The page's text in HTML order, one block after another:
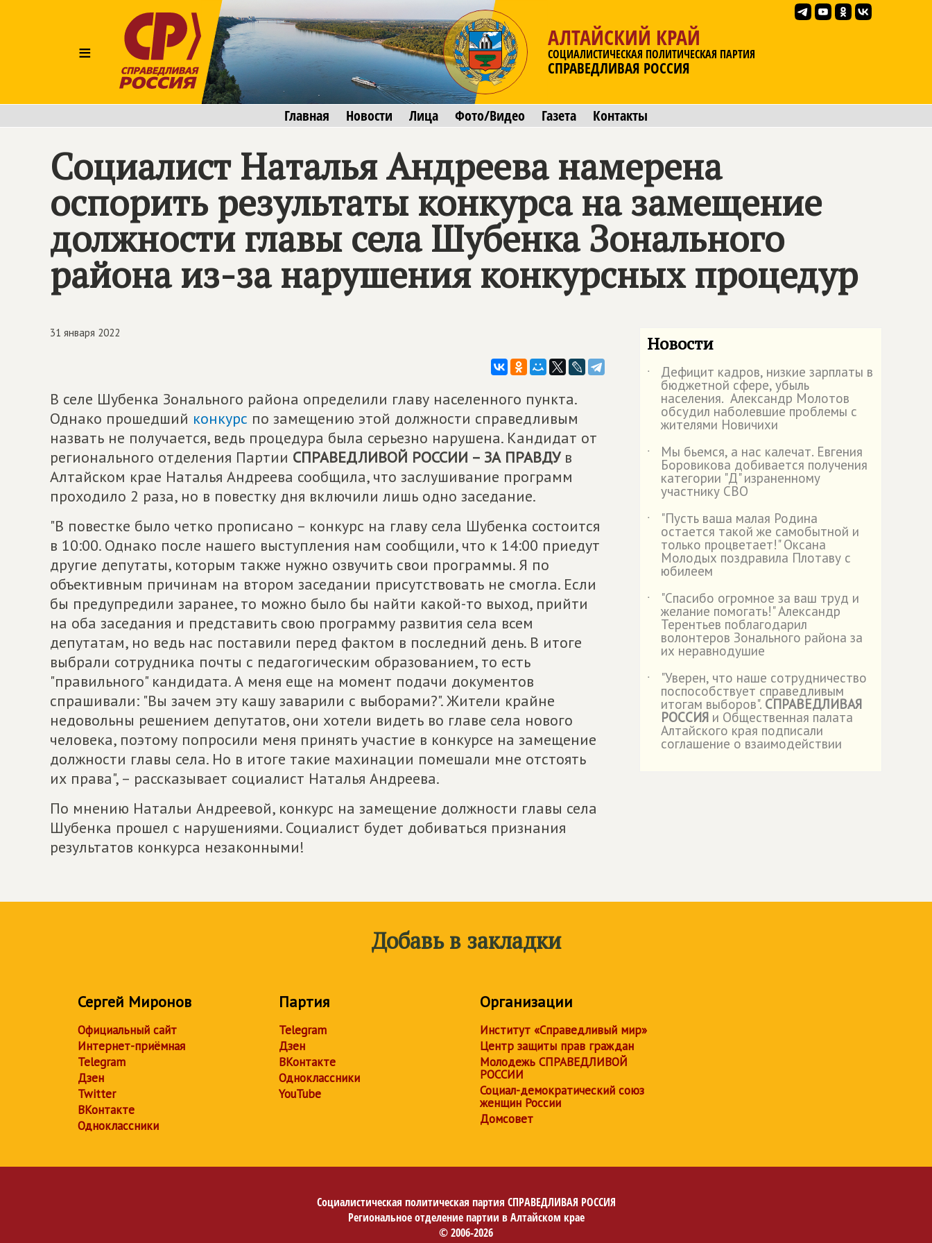
≡
АЛТАЙСКИЙ КРАЙ
СОЦИАЛИСТИЧЕСКАЯ ПОЛИТИЧЕСКАЯ ПАРТИЯ
СПРАВЕДЛИВАЯ РОССИЯ
Главная Новости Лица Фото/Видео Газета Контакты
Социалист Наталья Андреева намерена
оспорить результаты конкурса на замещение
должности главы села Шубенка Зонального
района из-за нарушения конкурсных процедур
31 января 2022
В селе Шубенка Зонального района определили главу населенного пункта.
Однако прошедший конкурс по замещению этой должности справедливым
назвать не получается, ведь процедура была серьезно нарушена. Кандидат от
регионального отделения Партии СПРАВЕДЛИВОЙ РОССИИ – ЗА ПРАВДУв
Алтайском крае Наталья Андреева сообщила, что заслушивание программ
проходило 2 раза, но в повестку дня включили лишь одно заседание.
"В повестке было четко прописано – конкурс на главу села Шубенка состоится
в 10:00. Однако после нашего выступления нам сообщили, что к 14:00 приедут
другие депутаты, которым также нужно озвучить свои программы. Я по
объективным причинам на втором заседании присутствовать не смогла. Если
бы предупредили заранее, то можно было бы найти какой-то выход, прийти
на оба заседания и представить свою программу развития села всем
депутатам, но ведь нас поставили перед фактом в последний день. В итоге
выбрали сотрудника почты с педагогическим образованием, то есть
"правильного" кандидата. А меня еще на момент подачи документов
спрашивали: "Вы зачем эту кашу заварили с выборами?". Жители крайне
недовольны решением депутатов, они хотели видеть во главе села нового
человека, поэтому попросили меня принять участие в конкурсе на замещение
должности главы села. Но в итоге такие махинации помешали мне отстоять
их права", – рассказывает социалист Наталья Андреева.
По мнению Натальи Андреевой, конкурс на замещение должности главы села
Шубенка прошел с нарушениями. Социалист будет добиваться признания
результатов конкурса незаконными!
Новости
˙ Дефицит кадров, низкие зарплаты в
бюджетной сфере, убыль
населения. Александр Молотов
обсудил наболевшие проблемы с
жителями Новичихи
˙
Мы бьемся, а нас калечат. Евгения
Боровикова добивается получения
категории "Д" израненному
участнику СВО
˙
"Пусть ваша малая Родина
остается такой же самобытной и
только процветает!" Оксана
Молодых поздравила Плотаву с
юбилеем
˙
"Спасибо огромное за ваш труд и
желание помогать!" Александр
Терентьев поблагодарил
волонтеров Зонального района за
их неравнодушие
˙
"Уверен, что наше сотрудничество
поспособствует справедливым
итогам выборов". СПРАВЕДЛИВАЯ
РОССИЯ и Общественная палата
Алтайского края подписали
соглашение о взаимодействии
Добавь в закладки
Сергей Миронов
Официальный сайт
Интернет-приёмная
Telegram
Дзен
Twitter
ВКонтакте
Одноклассники
Партия
Telegram
Дзен
ВКонтакте
Одноклассники
YouTube
Организации
Институт «Справедливый мир»
Центр защиты прав граждан
Молодежь СПРАВЕДЛИВОЙ
РОССИИ
Социал-демократический союз
женщин России
Домсовет
Социалистическая политическая партия СПРАВЕДЛИВАЯ РОССИЯ
Региональное отделение партии в Алтайском крае
© 2006-2026